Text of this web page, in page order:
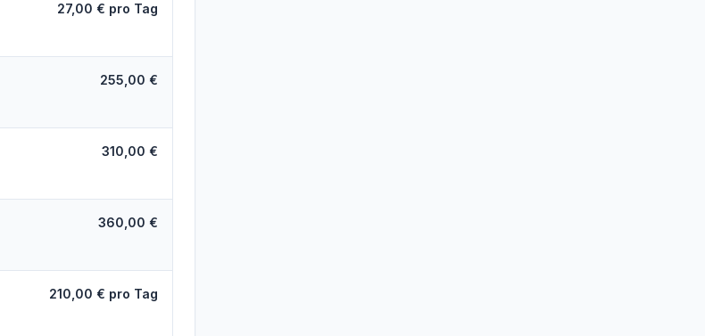
27,00 € pro Tag
255,00 €
310,00 €
360,00 €
210,00 € pro Tag